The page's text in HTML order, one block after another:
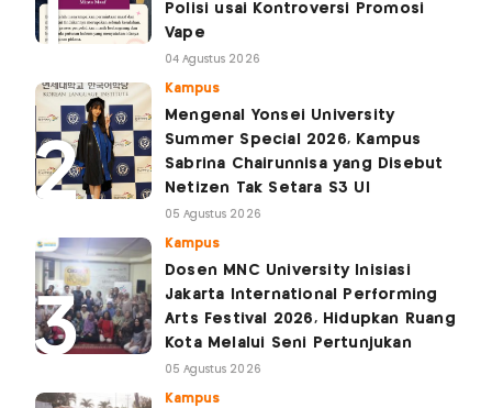
Polisi usai Kontroversi Promosi
Vape
04 Agustus 2026
Kampus
Mengenal Yonsei University
Summer Special 2026, Kampus
Sabrina Chairunnisa yang Disebut
Netizen Tak Setara S3 UI
05 Agustus 2026
Kampus
Dosen MNC University Inisiasi
Jakarta International Performing
Arts Festival 2026, Hidupkan Ruang
Kota Melalui Seni Pertunjukan
05 Agustus 2026
Kampus